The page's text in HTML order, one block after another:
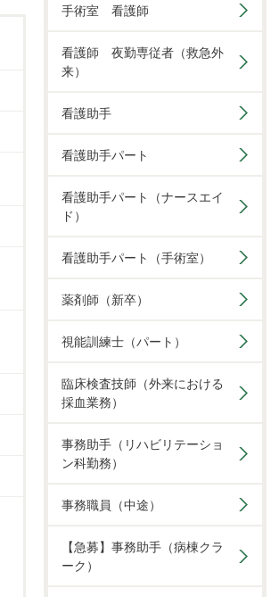
手術室 看護師
看護師 夜勤専従者（救急外
来）
看護助手
看護助手パート
看護助手パート（ナースエイ
ド）
看護助手パート（手術室）
薬剤師（新卒）
視能訓練士（パート）
臨床検査技師（外来における
採血業務）
事務助手（リハビリテーショ
ン科勤務）
事務職員（中途）
【急募】事務助手（病棟クラ
ーク）